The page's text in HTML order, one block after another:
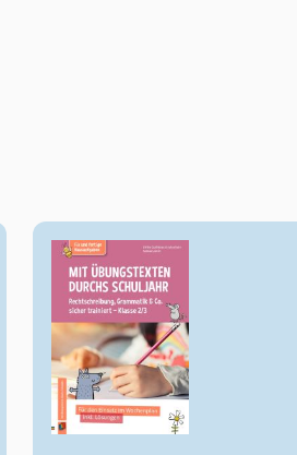
Mit Übungstexten durchs